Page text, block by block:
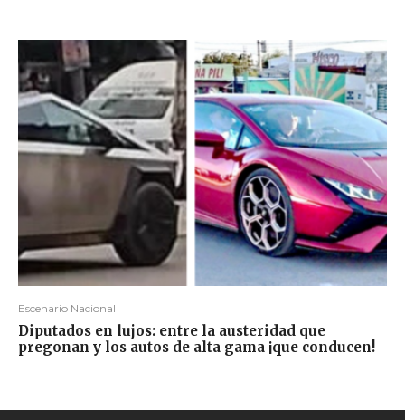
Escenario Nacional
Diputados en lujos: entre la austeridad que
pregonan y los autos de alta gama ¡que conducen!